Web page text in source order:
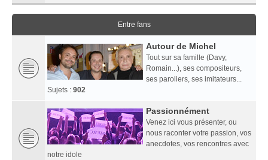
Entre fans
Autour de Michel
Tout sur sa famille (Davy,
Romain...), ses compositeurs,
ses paroliers, ses imitateurs...
Sujets : 902
Passionnément
Venez ici vous présenter, ou
nous raconter votre passion, vos
anecdotes, vos rencontres avec
notre idole